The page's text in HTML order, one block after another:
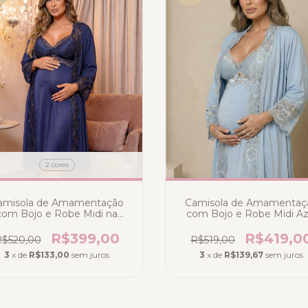
2 cores
de Amamentação
Bojo e Robe Midi na
Marinho - Deluxe
R$399,00
3 x de R$133,00 sem juros
Camisola de
com Bojo e Robe Midi
Collecttion
R$519,00
3 x de R$139,67 sem juros